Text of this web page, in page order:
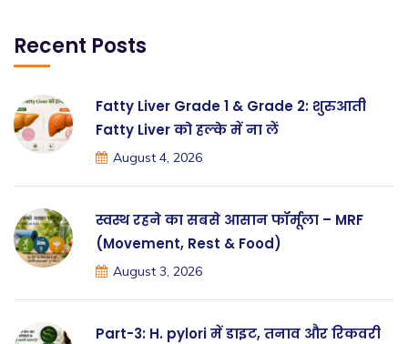
Recent Posts
Fatty Liver Grade 1 & Grade 2: शुरुआती
Fatty Liver को हल्के में ना लें
August 4, 2026
स्वस्थ रहने का सबसे आसान फॉर्मूला – MRF
(Movement, Rest & Food)
August 3, 2026
Part-3: H. pylori में डाइट, तनाव और रिकवरी